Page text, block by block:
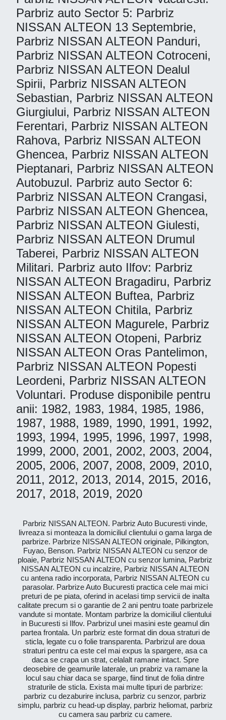
Parbriz auto Sector 5: Parbriz
NISSAN ALTEON 13 Septembrie,
Parbriz NISSAN ALTEON Panduri,
Parbriz NISSAN ALTEON Cotroceni,
Parbriz NISSAN ALTEON Dealul
Spirii, Parbriz NISSAN ALTEON
Sebastian, Parbriz NISSAN ALTEON
Giurgiului, Parbriz NISSAN ALTEON
Ferentari, Parbriz NISSAN ALTEON
Rahova, Parbriz NISSAN ALTEON
Ghencea, Parbriz NISSAN ALTEON
Pieptanari, Parbriz NISSAN ALTEON
Autobuzul. Parbriz auto Sector 6:
Parbriz NISSAN ALTEON Crangasi,
Parbriz NISSAN ALTEON Ghencea,
Parbriz NISSAN ALTEON Giulesti,
Parbriz NISSAN ALTEON Drumul
Taberei, Parbriz NISSAN ALTEON
Militari. Parbriz auto Ilfov: Parbriz
NISSAN ALTEON Bragadiru, Parbriz
NISSAN ALTEON Buftea, Parbriz
NISSAN ALTEON Chitila, Parbriz
NISSAN ALTEON Magurele, Parbriz
NISSAN ALTEON Otopeni, Parbriz
NISSAN ALTEON Oras Pantelimon,
Parbriz NISSAN ALTEON Popesti
Leordeni, Parbriz NISSAN ALTEON
Voluntari. Produse disponibile pentru
anii: 1982, 1983, 1984, 1985, 1986,
1987, 1988, 1989, 1990, 1991, 1992,
1993, 1994, 1995, 1996, 1997, 1998,
1999, 2000, 2001, 2002, 2003, 2004,
2005, 2006, 2007, 2008, 2009, 2010,
2011, 2012, 2013, 2014, 2015, 2016,
2017, 2018, 2019, 2020
Parbriz NISSAN ALTEON. Parbriz Auto Bucuresti vinde,
livreaza si monteaza la domiciliul clientului o gama larga de
parbrize. Parbrize NISSAN ALTEON originale, Pilkington,
Fuyao, Benson. Parbriz NISSAN ALTEON cu senzor de
ploaie, Parbriz NISSAN ALTEON cu senzor lumina, Parbriz
NISSAN ALTEON cu incalzire, Parbriz NISSAN ALTEON
cu antena radio incorporata, Parbriz NISSAN ALTEON cu
parasolar. Parbrize Auto Bucuresti practica cele mai mici
preturi de pe piata, oferind in acelasi timp servicii de inalta
calitate precum si o garantie de 2 ani pentru toate parbrizele
vandute si montate. Montam parbrize la domiciliul clientului
in Bucuresti si Ilfov. Parbrizul unei masini este geamul din
partea frontala. Un parbriz este format din doua straturi de
sticla, legate cu o folie transparenta. Parbrizul are doua
straturi pentru ca este cel mai expus la spargere, asa ca
daca se crapa un strat, celalalt ramane intact. Spre
deosebire de geamurile laterale, un prabriz va ramane la
locul sau chiar daca se sparge, fiind tinut de folia dintre
straturile de sticla. Exista mai multe tipuri de parbrize:
parbriz cu dezaburire inclusa, parbriz cu senzor, parbriz
simplu, parbriz cu head-up display, parbriz heliomat, parbriz
cu camera sau parbriz cu camere.